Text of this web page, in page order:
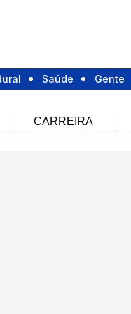
Saúde Gente
CARREIRA